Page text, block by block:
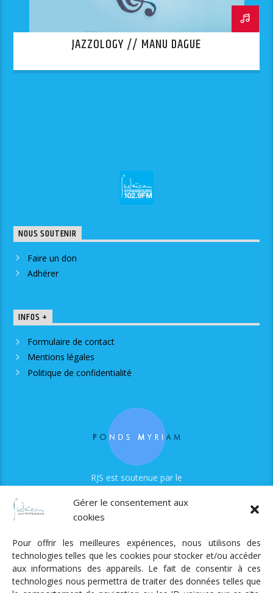
Gérer le consentement aux
cookies
Pour offrir les meilleures expériences, nous utilisons des
technologies telles que les cookies pour stocker et/ou accéder
aux informations des appareils. Le fait de consentir à ces
technologies nous permettra de traiter des données telles que
JAZZOLOGY // MANU DAGUE
NOUS SOUTENIR
Faire un don
Adhérer
INFOS +
Formulaire de contact
Mentions légales
Politique de confidentialité
RJS est soutenue par le